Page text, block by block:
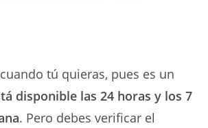
tú quieras, pues es un
disponible las 24 horas y los 7
. Pero debes verificar el